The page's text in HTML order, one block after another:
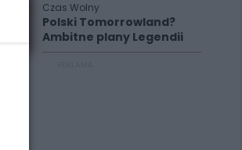
Czas Wolny
Polski Tomorrowland?
Ambitne plany Legendii